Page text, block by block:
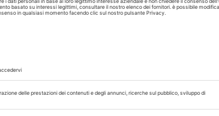
collutori agli oli essenziali:
del biofilm
la salute orale si basa sulla gestione efficace del
microbioma equilibrato, non sull’eliminazione